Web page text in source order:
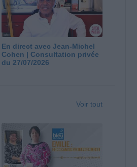
En direct avec Jean-Michel
Cohen | Consultation privée
du 27/07/2026
Voir tout